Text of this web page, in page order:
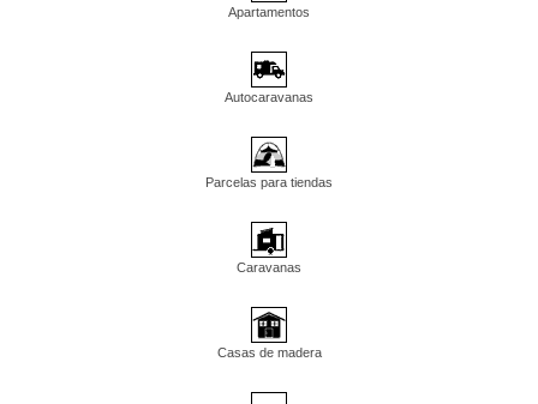
Apartamentos
Autocaravanas
Parcelas para tiendas
Caravanas
Casas de madera